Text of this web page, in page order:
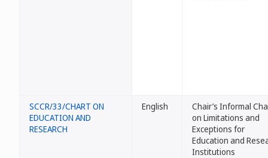
SCCR/33/CHART ON
EDUCATION AND
RESEARCH
English
Chair’s Informal
on Limitations and
Exceptions for
Education and
Institutions